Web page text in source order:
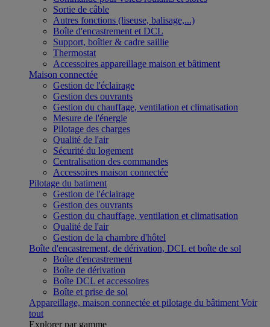
Sortie de câble
Autres fonctions (liseuse, balisage,...)
Boîte d'encastrement et DCL
Support, boîtier & cadre saillie
Thermostat
Accessoires appareillage maison et bâtiment
Maison connectée
Gestion de l'éclairage
Gestion des ouvrants
Gestion du chauffage, ventilation et climatisation
Mesure de l'énergie
Pilotage des charges
Qualité de l'air
Sécurité du logement
Centralisation des commandes
Accessoires maison connectée
Pilotage du batiment
Gestion de l'éclairage
Gestion des ouvrants
Gestion du chauffage, ventilation et climatisation
Qualité de l'air
Gestion de la chambre d'hôtel
Boîte d'encastrement, de dérivation, DCL et boîte de sol
Boîte d'encastrement
Boîte de dérivation
Boîte DCL et accessoires
Boîte et prise de sol
Appareillage, maison connectée et pilotage du bâtiment Voir
tout
Explorer par gamme